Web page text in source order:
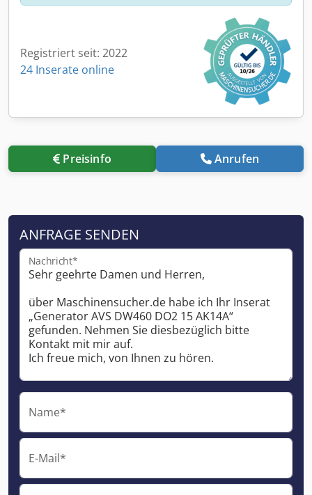
Registriert seit: 2022
24 Inserate online
Preisinfo Anrufen
ANFRAGE SENDEN
Nachricht*
Name*
E-Mail*